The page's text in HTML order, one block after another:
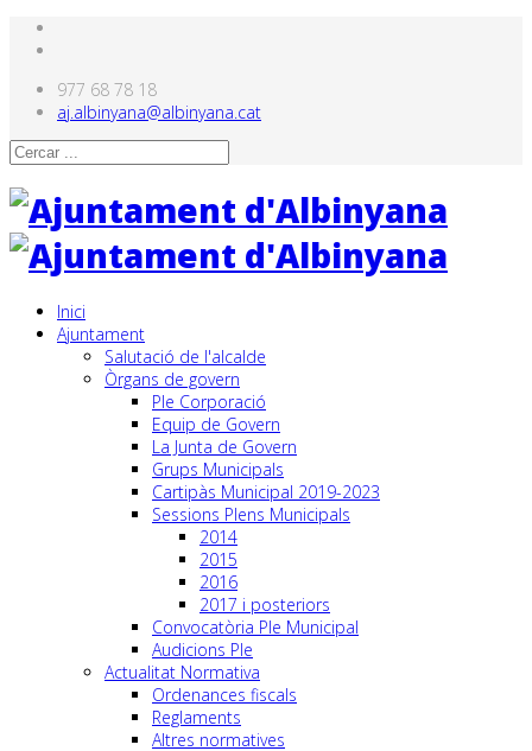
977 68 78 18
aj.albinyana@albinyana.cat
Inici
Ajuntament
Salutació de l'alcalde
Òrgans de govern
Ple Corporació
Equip de Govern
La Junta de Govern
Grups Municipals
Cartipàs Municipal 2019-2023
Sessions Plens Municipals
2014
2015
2016
2017 i posteriors
Convocatòria Ple Municipal
Audicions Ple
Actualitat Normativa
Ordenances fiscals
Reglaments
Altres normatives